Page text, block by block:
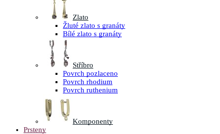
Zlato
Žluté zlato s granáty
Bílé zlato s granáty
Stříbro
Povrch pozlaceno
Povrch rhodium
Povrch ruthenium
Komponenty
Prsteny